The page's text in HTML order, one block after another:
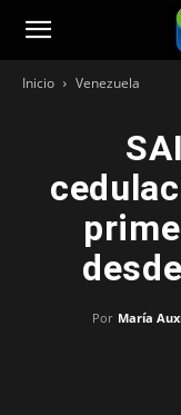
Noticias251
Inicio Venezuela
Por María